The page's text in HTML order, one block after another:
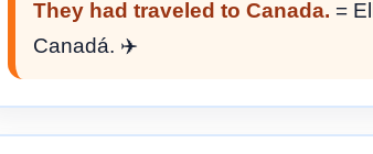
They had traveled to Canada. =
Canadá. ✈️